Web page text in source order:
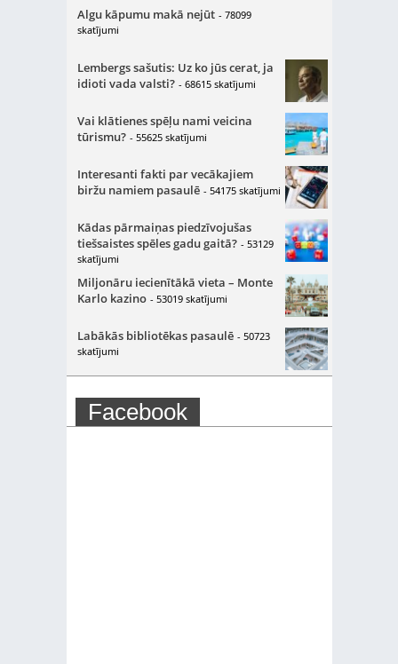
Algu kāpumu makā nejūt - 78099
skatījumi
Lembergs sašutis: Uz ko jūs cerat, ja
idioti vada valsti? - 68615 skatījumi
Vai klātienes spēļu nami veicina
tūrismu? - 55625 skatījumi
Interesanti fakti par vecākajiem
biržu namiem pasaulē - 54175 skatījumi
Kādas pārmaiņas piedzīvojušas
tiešsaistes spēles gadu gaitā? - 53129
skatījumi
Miljonāru iecienītākā vieta – Monte
Karlo kazino - 53019 skatījumi
Labākās bibliotēkas pasaulē - 50723
skatījumi
Facebook